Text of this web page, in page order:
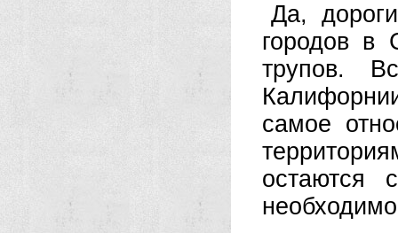
Да,
городов
трупов.
самое
остаются